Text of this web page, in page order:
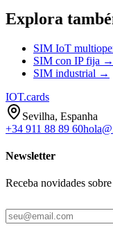
Explora
SIM IoT
SIM con IP fija →
SIM industrial →
IOT.cards
Sevilha, Espanha
+34 911 88 89 60
Newsletter
Receba novidades